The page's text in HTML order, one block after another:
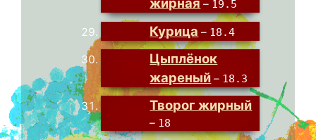
жирная – 19.5
Курица – 18.4
Цыплёнок
жареный – 18.3
Творог жирный
– 18